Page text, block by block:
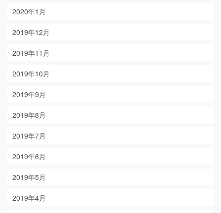
2020年1月
2019年12月
2019年11月
2019年10月
2019年9月
2019年8月
2019年7月
2019年6月
2019年5月
2019年4月